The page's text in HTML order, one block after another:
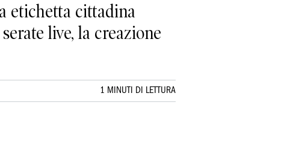
etichetta cittadina
live, la creazione
1 MINUTI DI LETTURA